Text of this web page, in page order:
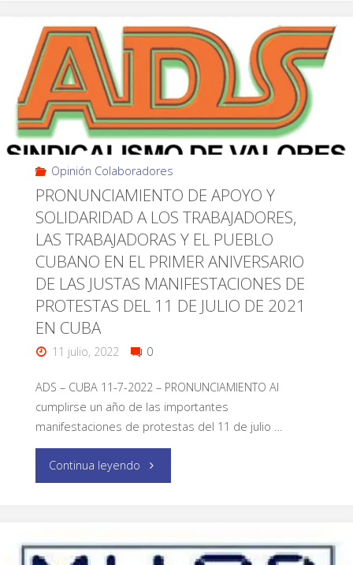
Opinión Colaboradores
PRONUNCIAMIENTO DE APOYO Y
SOLIDARIDAD A LOS TRABAJADORES,
LAS TRABAJADORAS Y EL PUEBLO
CUBANO EN EL PRIMER ANIVERSARIO
DE LAS JUSTAS MANIFESTACIONES DE
PROTESTAS DEL 11 DE JULIO DE 2021
EN CUBA
11 julio, 2022 0
ADS – CUBA 11-7-2022 – PRONUNCIAMIENTO Al
cumplirse un año de las importantes
manifestaciones de protestas del 11 de julio …
Continua leyendo